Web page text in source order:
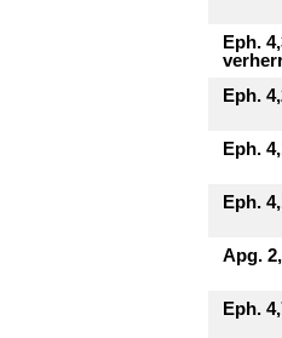
Eph.
Eph.
Eph.
Eph.
Apg.
Eph.